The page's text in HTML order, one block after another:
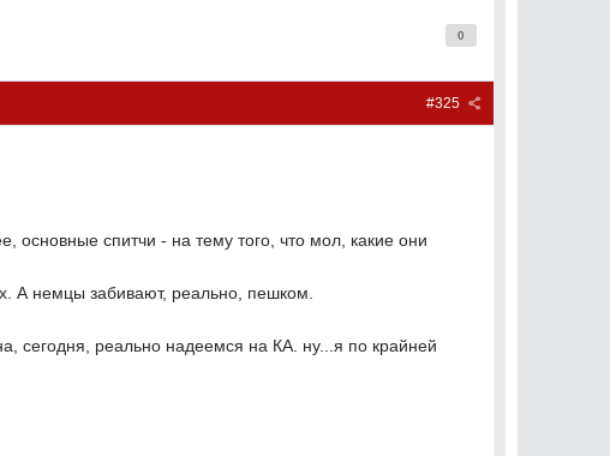
0
#325
основные спитчи - на тему того, что мол, какие они
А немцы забивают, реально, пешком.
сегодня, реально надеемся на КА. ну...я по крайней